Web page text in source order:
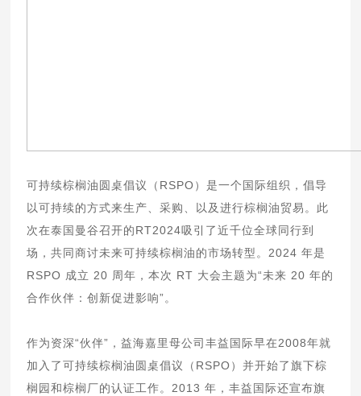
可持续棕榈油圆桌倡议（RSPO）是一个国际组织，倡导
以可持续的方式来生产、采购、以及进行棕榈油贸易。此
次在泰国曼谷召开的RT2024吸引了近千位全球同行到
场，共同商讨未来可持续棕榈油的市场转型。2024 年是
RSPO 成立 20 周年，本次 RT 大会主题为“未来 20 年的
合作伙伴：创新促进影响”。
作为资深“伙伴”，益海嘉里母公司丰益国际早在2008年就
加入了可持续棕榈油圆桌倡议（RSPO）并开始了旗下棕
榈园和棕榈厂的认证工作。2013 年，丰益国际还宣布旗